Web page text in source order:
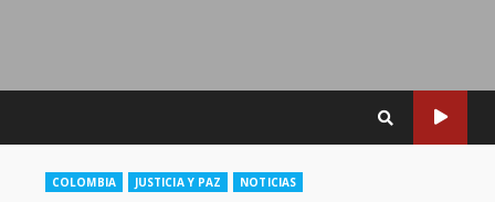
COLOMBIA JUSTICIA Y PAZ NOTICIAS